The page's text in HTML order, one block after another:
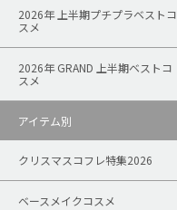
2026年 上半期プチプラベストコ
スメ
2026年 GRAND 上半期ベストコ
スメ
アイテム別
クリスマスコフレ特集2026
ベースメイクコスメ